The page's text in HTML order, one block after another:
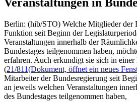
Berlin: (hib/STO) Welche Mitglieder der
Funktion seit Beginn der
Veranstaltungen innerhalb der
Bundestages teilgenommen haben,
erfahren. Auch erkundigt sie sich in
(21/811(Dokument, öffnet ein neues
Mitarbeiter der Bundesregierung seit
an jeweils welchen Veranstaltungen
des Bundestages teilgenommen haben,